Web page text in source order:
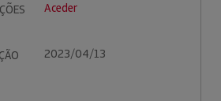
Aceder
2023/04/13